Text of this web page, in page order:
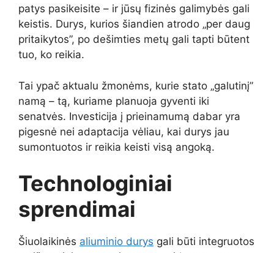
patys pasikeisite – ir jūsų fizinės galimybės gali
keistis. Durys, kurios šiandien atrodo „per daug
pritaikytos”, po dešimties metų gali tapti būtent
tuo, ko reikia.
Tai ypač aktualu žmonėms, kurie stato „galutinį”
namą – tą, kuriame planuoja gyventi iki
senatvės. Investicija į prieinamumą dabar yra
pigesnė nei adaptacija vėliau, kai durys jau
sumontuotos ir reikia keisti visą angoką.
Technologiniai
sprendimai
Šiuolaikinės aliuminio durys gali būti integruotos